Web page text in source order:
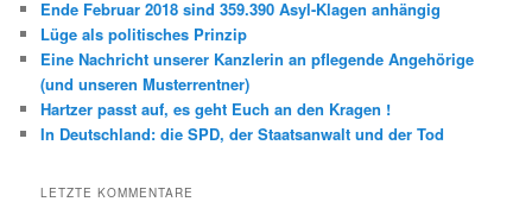
Ende Februar 2018 sind 359.390 Asyl-Klagen anhängig
Lüge als politisches Prinzip
Eine Nachricht unserer Kanzlerin an pflegende Angehörige
(und unseren Musterrentner)
Hartzer passt auf, es geht Euch an den Kragen !
In Deutschland: die SPD, der Staatsanwalt und der Tod
LETZTE KOMMENTARE